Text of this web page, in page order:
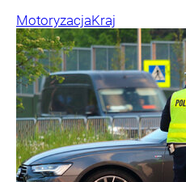
MotoryzacjaKraj